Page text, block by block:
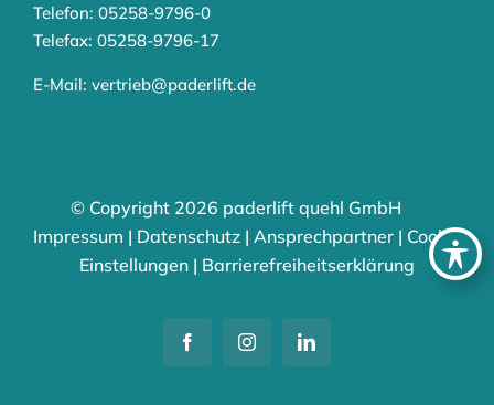
Telefon: 05258-9796-0
Telefax: 05258-9796-17
E-Mail: vertrieb@paderlift.de
© Copyright 2026 paderlift quehl GmbH
Impressum | Datenschutz | Ansprechpartner | Cookie
Einstellungen | Barrierefreiheitserklärung
FacebookInstagramLinkedIn